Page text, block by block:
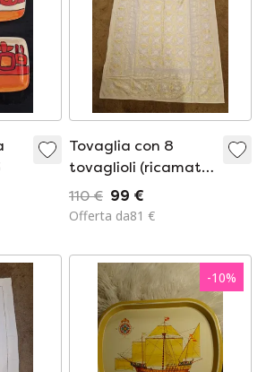
Tovaglia con 8
tovaglioli (ricamati
a mano)
110 € 99 €
Offerta da81 €
-10%